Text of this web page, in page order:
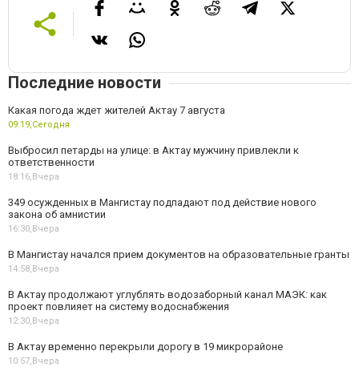
Последние новости
Какая погода ждет жителей Актау 7 августа
09:19,Сегодня
Выбросил петарды на улице: в Актау мужчину привлекли к
ответственности
18:16,Вчера
349 осужденных в Мангистау подпадают под действие нового
закона об амнистии
16:30,Вчера
В Мангистау начался прием документов на образовательные гранты
14:58,Вчера
В Актау продолжают углублять водозаборный канал МАЭК: как
проект повлияет на систему водоснабжения
12:30,Вчера
В Актау временно перекрыли дорогу в 19 микрорайоне
10:57,Вчера